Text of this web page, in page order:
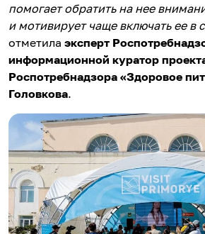
помогает обратить на нее
и мотивирует чаще включать ее в
отметила эксперт
информационной куратор
Роспотребнадзора «Здоровое
Головкова.